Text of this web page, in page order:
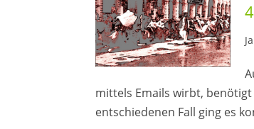
mittels Emails wirbt,
entschiedenen Fall ging es